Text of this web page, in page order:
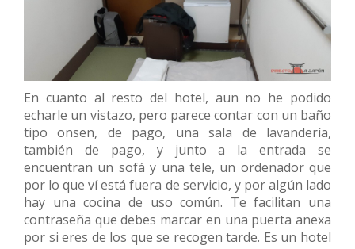
En cuanto al resto del hotel, aun no he podido
echarle un vistazo, pero parece contar con un baño
tipo onsen, de pago, una sala de lavandería,
también de pago, y junto a la entrada se
encuentran un sofá y una tele, un ordenador que
por lo que ví está fuera de servicio, y por algún lado
hay una cocina de uso común. Te facilitan una
contraseña que debes marcar en una puerta anexa
por si eres de los que se recogen tarde. Es un hotel